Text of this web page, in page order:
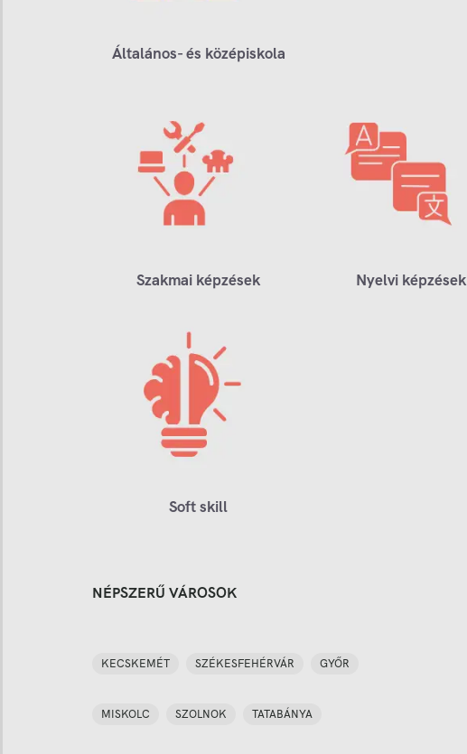
Általános- és középiskola
Szakmai képzések Nyelvi képzések
Soft skill
NÉPSZERŰ VÁROSOK
KECSKEMÉT SZÉKESFEHÉRVÁR GYŐR
MISKOLC SZOLNOK TATABÁNYA